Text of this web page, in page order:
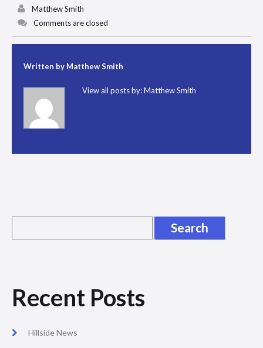
Matthew Smith
Comments are closed
Written by Matthew Smith
View all posts by:Matthew Smith
Recent Posts
Hillside News